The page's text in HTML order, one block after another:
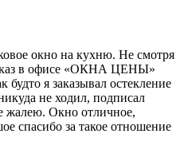
окно на кухню. Не смотря
в офисе «ОКНА ЦЕНЫ»
я заказывал остекление
не ходил, подписал
жалею. Окно отличное,
спасибо за такое отношение